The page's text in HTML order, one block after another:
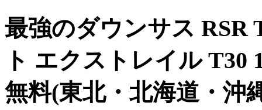
最強のダウンサス RSR
ト エクストレイル T30
無料(東北・北海道・沖